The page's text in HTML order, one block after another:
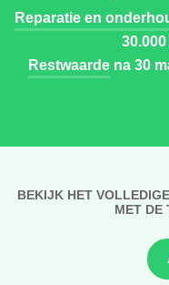
Reparatie en
Restwaardena 30
BEKIJK HET
MET DE